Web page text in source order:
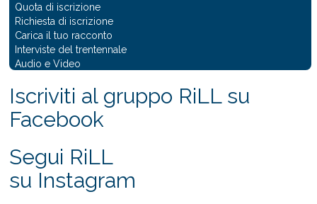
Quota di iscrizione
Richiesta di iscrizione
Carica il tuo racconto
Interviste del trentennale
Audio e Video
Iscriviti al gruppo RiLL su
Facebook
Segui RiLL
su Instagram